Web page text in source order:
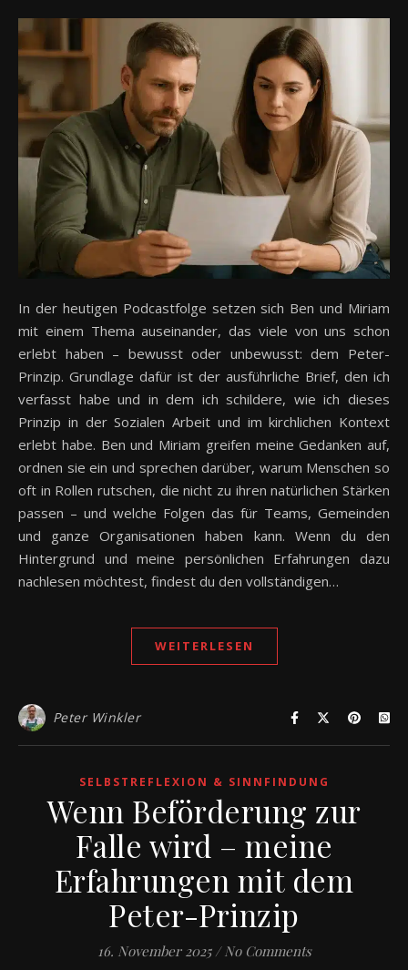
In der heutigen Podcastfolge setzen sich Ben und Miriam
mit einem Thema auseinander, das viele von uns schon
erlebt haben – bewusst oder unbewusst: dem Peter-
Prinzip. Grundlage dafür ist der ausführliche Brief, den ich
verfasst habe und in dem ich schildere, wie ich dieses
Prinzip in der Sozialen Arbeit und im kirchlichen Kontext
erlebt habe. Ben und Miriam greifen meine Gedanken auf,
ordnen sie ein und sprechen darüber, warum Menschen so
oft in Rollen rutschen, die nicht zu ihren natürlichen Stärken
passen – und welche Folgen das für Teams, Gemeinden
und ganze Organisationen haben kann. Wenn du den
Hintergrund und meine persönlichen Erfahrungen dazu
nachlesen möchtest, findest du den vollständigen…
WEITERLESEN
Peter Winkler
SELBSTREFLEXION & SINNFINDUNG
Wenn Beförderung zur
Falle wird – meine
Erfahrungen mit dem
Peter-Prinzip
16. November 2025 / No Comments